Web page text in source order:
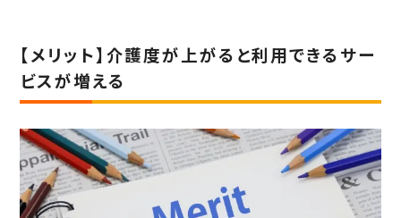
【メリット】介護度が上がると利用できるサー
ビスが増える